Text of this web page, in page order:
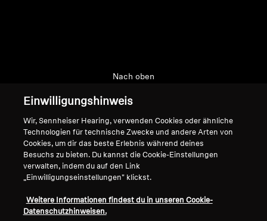
Support
Nach oben
Impressum
Vertrag widerrufen
Globale Datenschutzrichtlinie
Allgemeine
Unser Unternehmen
Pressekontakte
Einwilligungshinweis
Wir, Sennheiser Hearing, verwenden Cookies oder ähnliche
Technologien für technische Zwecke und andere Arten von
Cookies, um dir das beste Erlebnis während deines
Besuchs zu bieten. Du kannst die Cookie-Einstellungen
verwalten, indem du auf den Link
„Einwilligungseinstellungen" klickst.
Weitere Informationen findest du in unseren Cookie-
Datenschutzhinweisen.